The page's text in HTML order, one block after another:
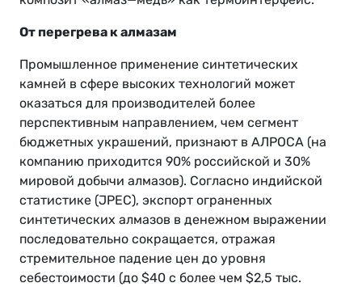
От перегрева к алмазам
Промышленное применение синтетических
камней в сфере высоких технологий может
оказаться для производителей более
перспективным направлением, чем сегмент
бюджетных украшений, признают в АЛРОСА (на
компанию приходится 90% российской и 30%
мировой добычи алмазов). Согласно индийской
статистике (JPEC), экспорт ограненных
синтетических алмазов в денежном выражении
последовательно сокращается, отражая
стремительное падение цен до уровня
себестоимости (до $40 с более чем $2,5 тыс.